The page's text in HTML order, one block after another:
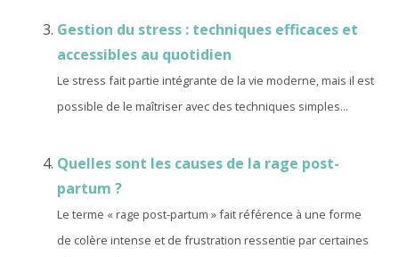
Gestion du stress : techniques efficaces et
accessibles au quotidien
Le stress fait partie intégrante de la vie moderne, mais il est
possible de le maîtriser avec des techniques simples...
Quelles sont les causes de la rage post-
partum ?
Le terme « rage post-partum » fait référence à une forme
de colère intense et de frustration ressentie par certaines